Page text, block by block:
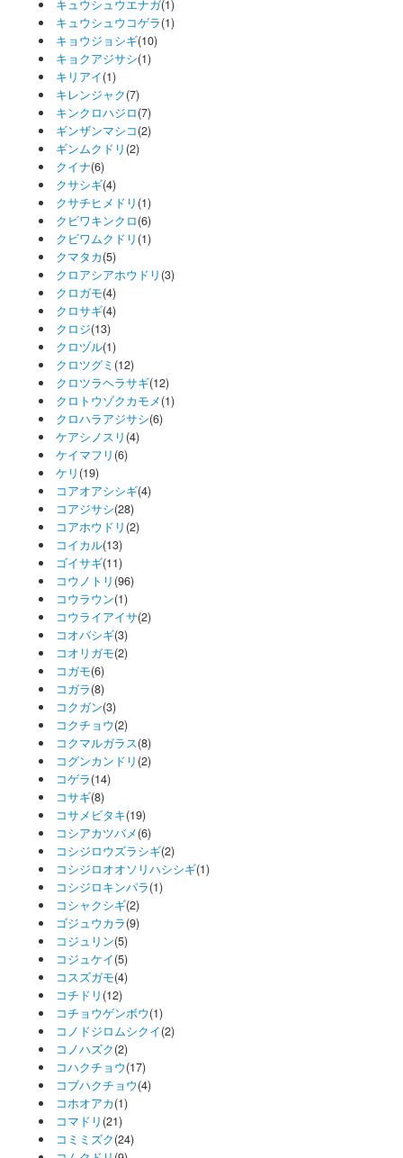
キュウシュウエナガ(1)
キュウシュウコゲラ(1)
キョウジョシギ(10)
キョクアジサシ(1)
キリアイ(1)
キレンジャク(7)
キンクロハジロ(7)
ギンザンマシコ(2)
ギンムクドリ (2)
クイナ(6)
クサシギ(4)
クサチヒメドリ (1)
クビワキンクロ(6)
クビワムクドリ (1)
クマタカ(5)
クロアシアホウドリ (3)
クロガモ(4)
クロサギ(4)
クロジ(13)
クロヅル(1)
クロツグミ (12)
クロツラヘラサギ(12)
クロトウゾクカモメ(1)
クロハラアジサシ(6)
ケアシノスリ (4)
ケイマフリ (6)
ケリ (19)
コアオアシシギ(4)
コアジサシ(28)
コアホウドリ (2)
コイカル(13)
ゴイサギ(11)
コウノトリ (96)
コウラウン(1)
コウライアイサ(2)
コオバシギ(3)
コオリガモ(2)
コガモ(6)
コガラ(8)
コクガン(3)
コクチョウ(2)
コクマルガラス(8)
コグンカンドリ (2)
コゲラ(14)
コサギ(8)
コサメビタキ(19)
コシアカツバメ(6)
コシジロウズラシギ(2)
コシジロオオソリハシシギ(1)
コシジロキンパラ(1)
コシャクシギ(2)
ゴジュウカラ(9)
コジュリン(5)
コジュケイ(5)
コスズガモ(4)
コチドリ (12)
コチョウゲンボウ(1)
コノドジロムシクイ(2)
コノハズク(2)
コハクチョウ(17)
コブハクチョウ(4)
コホオアカ(1)
コマドリ (21)
コミミズク(24)